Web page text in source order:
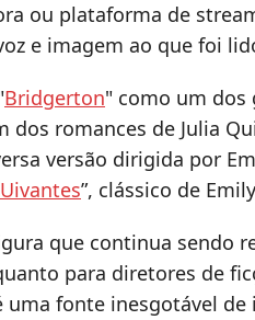
ou plataforma de
e imagem ao que foi
Bridgerton" como um dos
dos romances de Julia
versão dirigida por
”, clássico de
que continua sendo
para diretores de
uma fonte inesgotável de